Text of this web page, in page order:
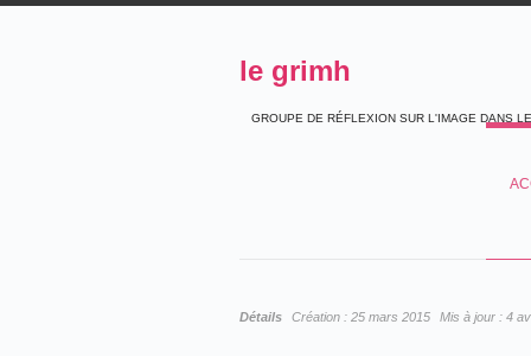
le grimh
GROUPE DE RÉFLEXION SUR L'IMAGE DANS
Détails Création : 25 mars 2015 Mis à jour : 4